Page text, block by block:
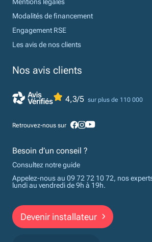
Modalités de financement
Engagement RSE
Les avis de nos clients
Nos avis clients
4,3/5 sur plus de 110 000
Retrouvez-nous sur
Besoin d’un conseil ?
Consultez notre guide
Appelez-nous au 09 72 72 10 72, nos
lundi au vendredi de 9h à 19h.
Devenir installateur